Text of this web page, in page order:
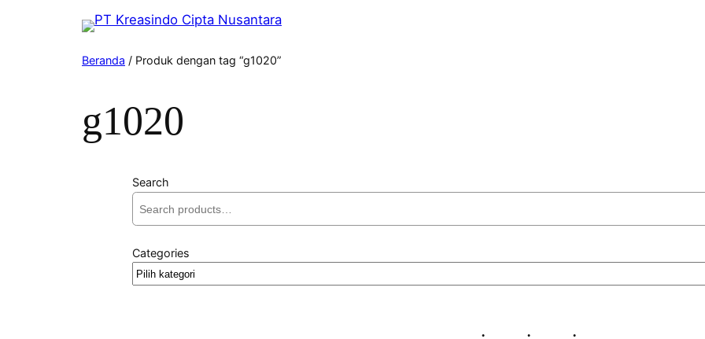
Beranda / Produk dengan tag “g1020”
g1020
Search
Categories
Pilih